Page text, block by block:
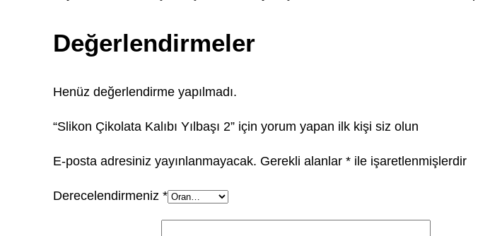
Değerlendirmeler
Henüz değerlendirme yapılmadı.
“Slikon Çikolata Kalıbı Yılbaşı 2” için yorum yapan ilk kişi siz olun
E-posta adresiniz yayınlanmayacak. Gerekli alanlar* ile işaretlenmişlerdir
Derecelendirmeniz*